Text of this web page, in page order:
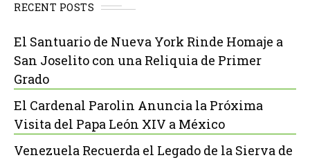
RECENT POSTS
El Santuario de Nueva York Rinde Homaje a
San Joselito con una Reliquia de Primer
Grado
El Cardenal Parolin Anuncia la Próxima
Visita del Papa León XIV a México
Venezuela Recuerda el Legado de la Sierva de